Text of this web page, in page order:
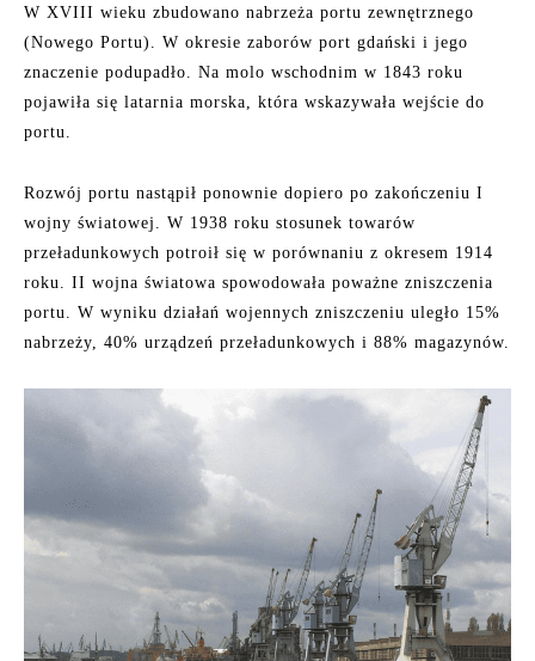
W XVIII wieku zbudowano nabrzeża portu zewnętrznego
(Nowego Portu). W okresie zaborów port gdański i jego
znaczenie podupadło. Na molo wschodnim w 1843 roku
pojawiła się latarnia morska, która wskazywała wejście do
portu.
Rozwój portu nastąpił ponownie dopiero po zakończeniu I
wojny światowej. W 1938 roku stosunek towarów
przeładunkowych potroił się w porównaniu z okresem 1914
roku. II wojna światowa spowodowała poważne zniszczenia
portu. W wyniku działań wojennych zniszczeniu uległo 15%
nabrzeży, 40% urządzeń przeładunkowych i 88% magazynów.